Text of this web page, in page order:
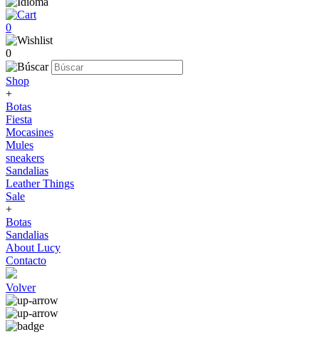
0
0
Shop
+
Botas
Fiesta
Mocasines
Mules
sneakers
Sandalias
Leather Things
Sale
+
Botas
Sandalias
About Lucy
Contacto
Volver